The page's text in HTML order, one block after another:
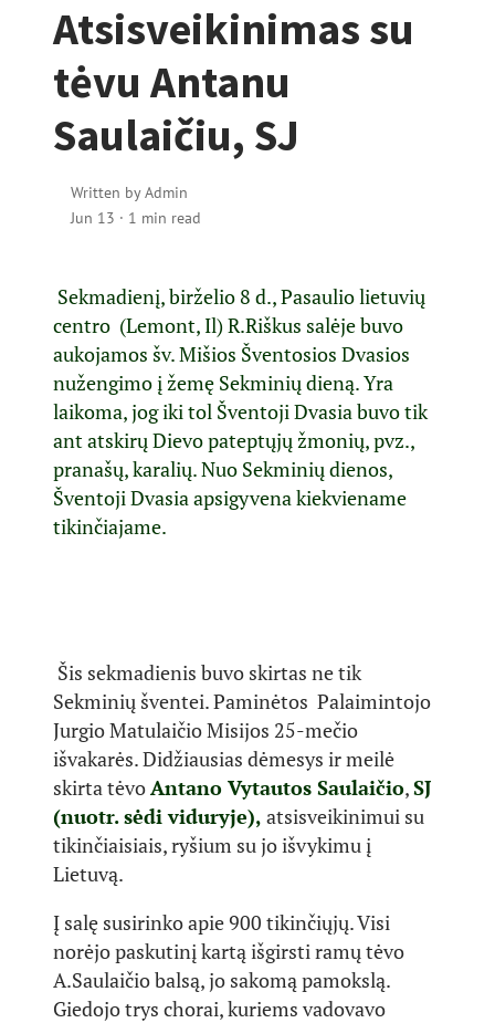
Atsisveikinimas su
tėvu Antanu
Saulaičiu, SJ
Written byAdmin
Jun 13 · 1 min read
Sekmadienį, birželio 8 d., Pasaulio lietuvių
centro (Lemont, Il) R.Riškus salėje buvo
aukojamos šv. Mišios Šventosios Dvasios
nužengimo į žemę Sekminių dieną. Yra
laikoma, jog iki tol Šventoji Dvasia buvo tik
ant atskirų Dievo pateptųjų žmonių, pvz.,
pranašų, karalių. Nuo Sekminių dienos,
Šventoji Dvasia apsigyvena kiekviename
tikinčiajame.
Šis sekmadienis buvo skirtas ne tik
Sekminių šventei. Paminėtos Palaimintojo
Jurgio Matulaičio Misijos 25-mečio
išvakarės. Didžiausias dėmesys ir meilė
skirta tėvoAntano Vytautos Saulaičio,SJ
(nuotr. sėdi viduryje), atsisveikinimui su
tikinčiaisiais, ryšium su jo išvykimu į
Lietuvą.
Į salę susirinko apie 900 tikinčiųjų. Visi
norėjo paskutinį kartą išgirsti ramų tėvo
A.Saulaičio balsą, jo sakomą pamokslą.
Giedojo trys chorai, kuriems vadovavo